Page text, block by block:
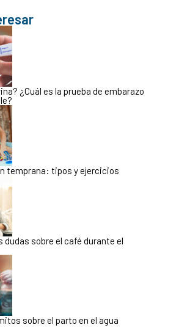
¿Cuál es la prueba de embarazo
temprana: tipos y ejercicios
dudas sobre el café durante el
sobre el parto en el agua